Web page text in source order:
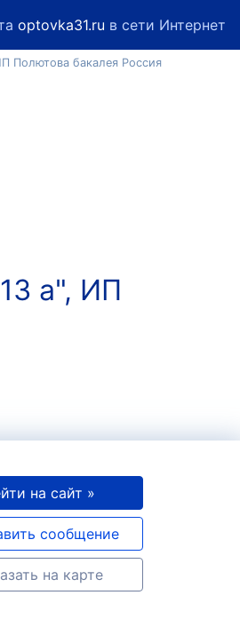
optovka31.ru в сети Интернет
Полютова бакалея Россия
а", ИП
на сайт »
сообщение
на карте